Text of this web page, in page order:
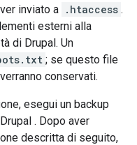
inviato a .htaccess .
esterni alla
di Drupal. Un
; se questo file
conservati.
esegui un backup
. Dopo aver
descritta di seguito,